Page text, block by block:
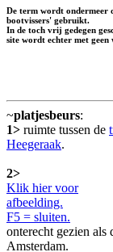
De term wordt ondermeer
bootvissers' gebruikt.
In de toch vrij gedegen
site wordt echter met
~platjesbeurs:
1> ruimte tussen de
Heegeraak.
2>
Klik hier voor
afbeelding.
F5 = sluiten.
onterecht gezien als
Amsterdam.